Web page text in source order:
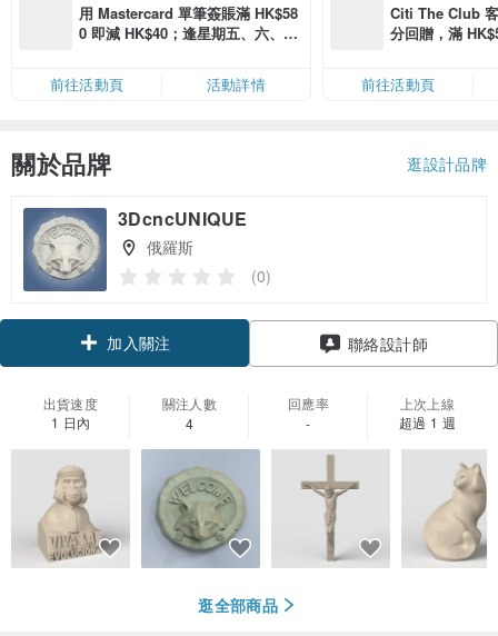
用 Mastercard 單筆簽賬滿 HK$58
0 即減 HK$40；逢星期五、六、日
限，額滿即止，僅限「常用信用
卡」結帳）
前往活動頁 活動詳情
Citi The Club
分回贈，滿
前往活動頁
關於品牌 逛設計品牌
3DcncUNIQUE
俄羅斯
(0)
加入關注 聯絡設計師
出貨速度
1 日內
關注人數
4
回應率
-
上次上線
超過 1 週
逛全部商品